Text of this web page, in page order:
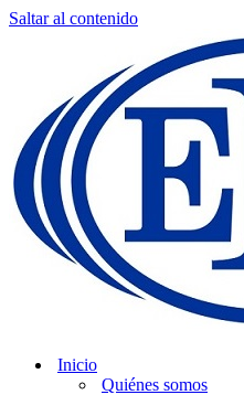
Saltar al contenido
Inicio
Quiénes somos